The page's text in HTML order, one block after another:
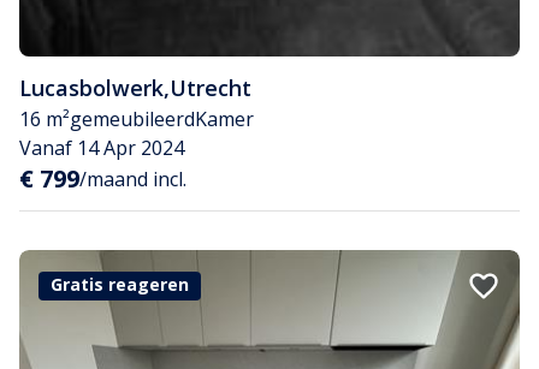
Lucasbolwerk,Utrecht
16 m²gemeubileerdKamer
Vanaf 14 Apr 2024
€ 799/maand incl.
Gratis reageren